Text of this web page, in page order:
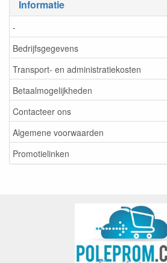
Informatie
-
Bedrijfsgegevens
Transport- en administratiekosten
Betaalmogelijkheden
Contacteer ons
Algemene voorwaarden
Promotielinken